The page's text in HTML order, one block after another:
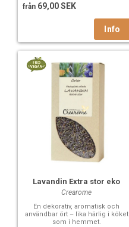
från 69,00 SEK
Lavandin Extra stor eko
Crearome
En dekorativ, aromatisk och
användbar ört – lika härlig i köket
som i hemmet.